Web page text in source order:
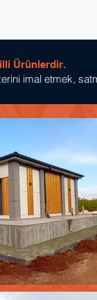
Ürünlerdir.
imal etmek,